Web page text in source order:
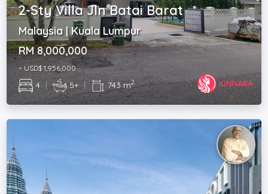
2-Sty Villa Jln Batai Barat
Malaysia | Kuala Lumpur
RM 8,000,000
~ USD$ 1,956,000
4 | 5+ | 743 m2